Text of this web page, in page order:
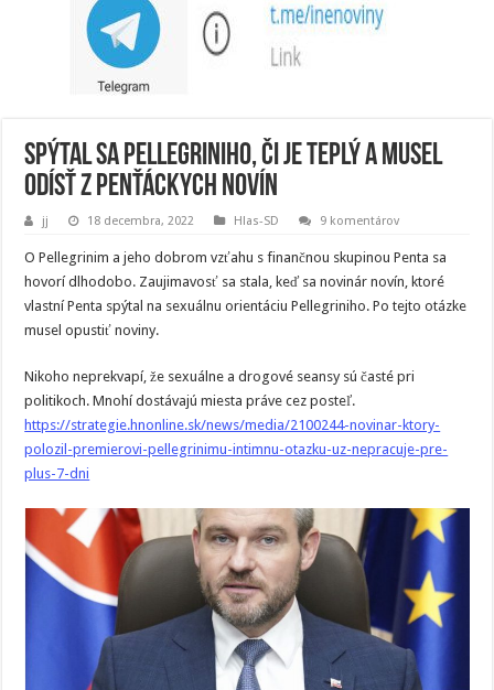
Spýtal sa Pellegriniho, či je teplý a musel
odísť z penťáckych novín
jj 18 decembra, 2022 Hlas-SD 9 komentárov
O Pellegrinim a jeho dobrom vzťahu s finančnou skupinou Penta sa
hovorí dlhodobo. Zaujimavosť sa stala, keď sa novinár novín, ktoré
vlastní Penta spýtal na sexuálnu orientáciu Pellegriniho. Po tejto otázke
musel opustiť noviny.
Nikoho neprekvapí, že sexuálne a drogové seansy sú časté pri
politikoch. Mnohí dostávajú miesta práve cez posteľ.
https://strategie.hnonline.sk/news/media/2100244-novinar-ktory-
polozil-premierovi-pellegrinimu-intimnu-otazku-uz-nepracuje-pre-
plus-7-dni